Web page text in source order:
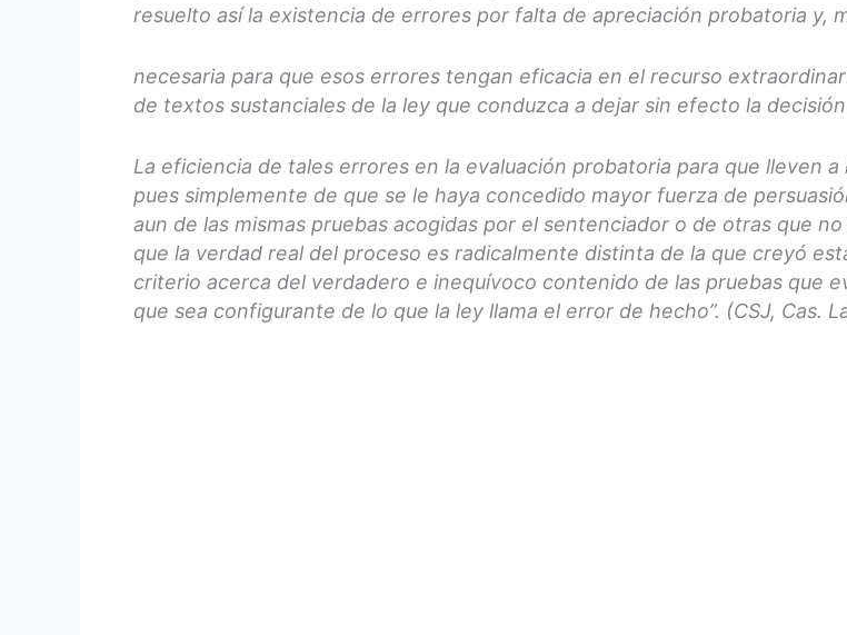
resuelto así la existencia de errores por falta de apreciación probatoria y,
necesaria para que esos errores tengan eficacia en el recurso
de textos sustanciales de la ley que conduzca a dejar sin efecto la
La eficiencia de tales errores en la evaluación probatoria para que lleven
pues simplemente de que se le haya concedido mayor fuerza de
aun de las mismas pruebas acogidas por el sentenciador o de otras que
que la verdad real del proceso es radicalmente distinta de la que creyó
criterio acerca del verdadero e inequívoco contenido de las pruebas que
que sea configurante de lo que la ley llama el error de hecho”. (CSJ, Cas.